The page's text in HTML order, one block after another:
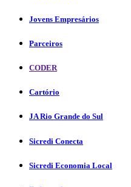
Jovens Empresários
Parceiros
CODER
Cartório
JA Rio Grande do Sul
Sicredi Conecta
Sicredi Economia Local